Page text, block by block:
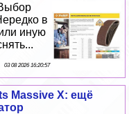
в
иную
03 08 2026 16:20:57
Massive X: ещё